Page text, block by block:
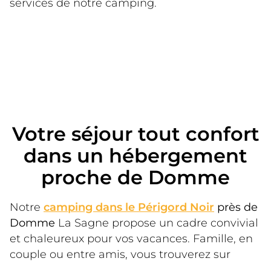
Votre séjour tout confort
dans un hébergement
proche de Domme
Notre camping dans le Périgord Noir près de
Domme La Sagne propose un cadre convivial
et chaleureux pour vos vacances. Famille, en
couple ou entre amis, vous trouverez sur